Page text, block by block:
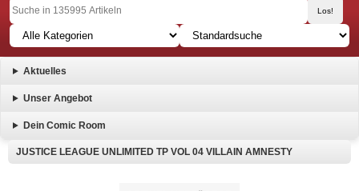
Aktuelles
Unser Angebot
Dein Comic Room
JUSTICE LEAGUE UNLIMITED TP VOL 04 VILLAIN AMNESTY